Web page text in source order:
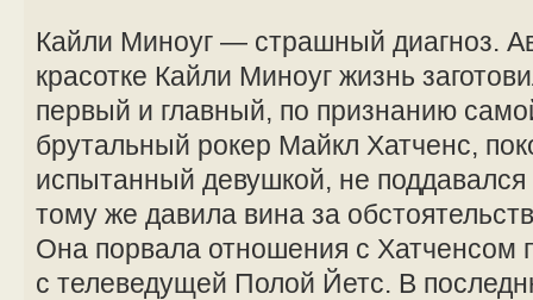
Кайли Миноуг — страшный диагноз.
красотке Кайли Миноуг жизнь
первый и главный, по признанию
брутальный рокер Майкл Хатченс,
испытанный девушкой, не
тому же давила вина за
Она порвала отношения с Хатченсом
с телеведущей Полой Йетс. В